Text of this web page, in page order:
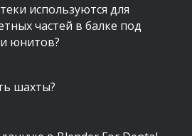
используются для
частей в балке под
юнитов?
шахты?